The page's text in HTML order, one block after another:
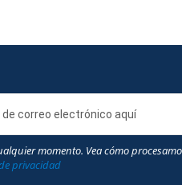
momento. Vea cómo
privacidad